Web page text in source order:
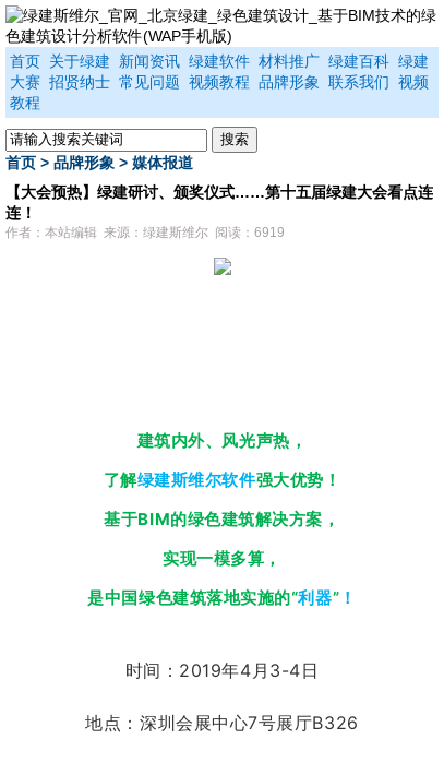
首页 关于绿建 新闻资讯 绿建软件 材料推广 绿建百科 绿建
大赛 招贤纳士 常见问题 视频教程 品牌形象 联系我们 视频
教程
首页 > 品牌形象 > 媒体报道
【大会预热】绿建研讨、颁奖仪式……第十五届绿建大会看点连
连！
作者：本站编辑 来源：绿建斯维尔 阅读：6919
建筑内外、风光声热，
了解绿建斯维尔软件强大优势！
基于BIM的绿色建筑解决方案，
实现一模多算，
是中国绿色建筑落地实施的“利器” ！
时间：2019年4月3-4日
地点：深圳会展中心7号展厅B326